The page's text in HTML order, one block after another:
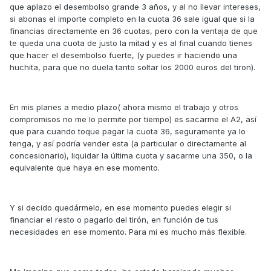
que aplazo el desembolso grande 3 años, y al no llevar intereses,
si abonas el importe completo en la cuota 36 sale igual que si la
financias directamente en 36 cuotas, pero con la ventaja de que
te queda una cuota de justo la mitad y es al final cuando tienes
que hacer el desembolso fuerte, (y puedes ir haciendo una
huchita, para que no duela tanto soltar los 2000 euros del tiron).
En mis planes a medio plazo( ahora mismo el trabajo y otros
compromisos no me lo permite por tiempo) es sacarme el A2, así
que para cuando toque pagar la cuota 36, seguramente ya lo
tenga, y así podría vender esta (a particular o directamente al
concesionario), liquidar la última cuota y sacarme una 350, o la
equivalente que haya en ese momento.
Y si decido quedármelo, en ese momento puedes elegir si
financiar el resto o pagarlo del tirón, en función de tus
necesidades en ese momento. Para mi es mucho más flexible.